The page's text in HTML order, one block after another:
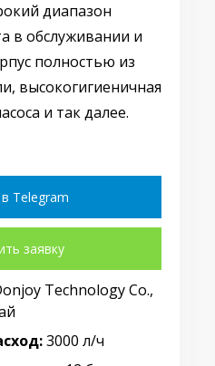
диапазон
в обслуживании и
полностью из
высокогигиеничная
и так далее.
Telegram
заявку
Technology Co.,
3000 л/ч